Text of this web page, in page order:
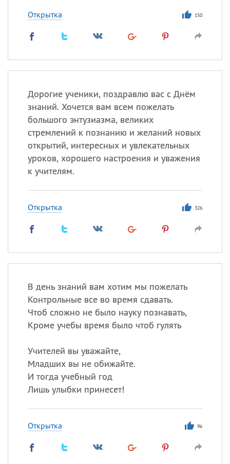
Открытка 150
Дорогие ученики, поздравлю вас с Днём
знаний. Хочется вам всем пожелать
большого энтузиазма, великих
стремлений к познанию и желаний новых
открытий, интересных и увлекательных
уроков, хорошего настроения и уважения
к учителям.
Открытка 326
В день знаний вам хотим мы пожелать
Контрольные все во время сдавать.
Чтоб сложно не было науку познавать,
Кроме учебы время было чтоб гулять
Учителей вы уважайте,
Младших вы не обижайте.
И тогда учебный год
Лишь улыбки принесет!
Открытка 96